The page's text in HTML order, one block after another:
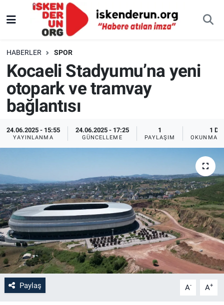
HABERLER SPOR
Kocaeli Stadyumu’na yeni
otopark ve tramvay
bağlantısı
24.06.2025 - 15:55
YAYINLANMA
24.06.2025 - 17:25
GÜNCELLEME
1
PAYLAŞIM
1 DK
OKUNMA
Paylaş A- A+